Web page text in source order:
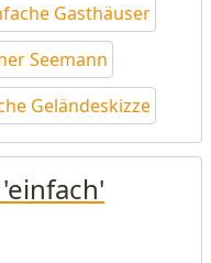
Gasthäuser
Seemann
Geländeskizze